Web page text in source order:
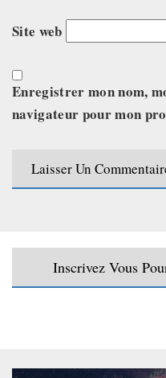
Site web
Enregistrer mon nom,
navigateur pour mon
Inscrivez Vous